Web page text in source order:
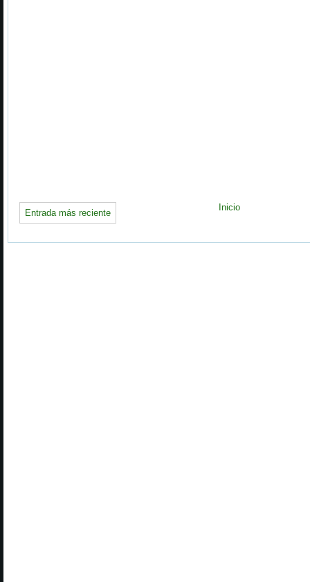
Entrada más reciente
Inicio